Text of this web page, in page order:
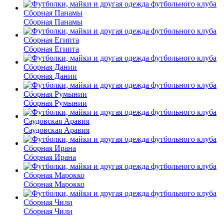
Сборная Панамы
Сборная Египта
Сборная Дании
Сборная Румынии
Саудовская Аравия
Сборная Ирана
Сборная Марокко
Сборная Чили